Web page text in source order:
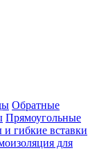
Обратные
Прямоугольные
гибкие вставки
для